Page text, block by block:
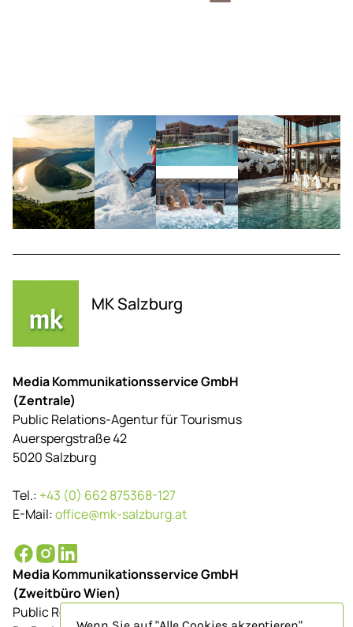
MK Salzburg
Media Kommunikationsservice GmbH
(Zentrale)
Public Relations-Agentur für Tourismus
Auerspergstraße 42
5020 Salzburg
Tel.: +43 (0) 662 875368-127
E-Mail:office@mk-salzburg.at
Media Kommunikationsservice GmbH
(Zweitbüro Wien)
Public Relations-Agentur für Tourismus